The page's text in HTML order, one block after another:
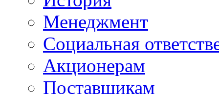
Менеджмент
Социальная
Акционерам
Поставщикам